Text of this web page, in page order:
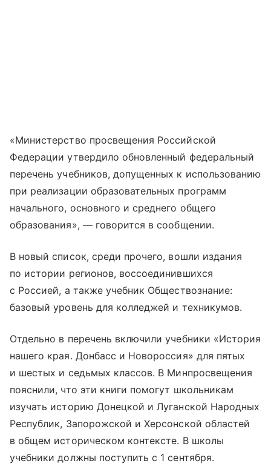
«Министерство просвещения Российской
Федерации утвердило обновленный федеральный
перечень учебников, допущенных к использованию
при реализации образовательных программ
начального, основного и среднего общего
образования», — говорится в сообщении.
В новый список, среди прочего, вошли издания
по истории регионов, воссоединившихся
с Россией, а также учебник Обществознание:
базовый уровень для колледжей и техникумов.
Отдельно в перечень включили учебники «История
нашего края. Донбасс и Новороссия» для пятых
и шестых и седьмых классов. В Минпросвещения
пояснили, что эти книги помогут школьникам
изучать историю Донецкой и Луганской Народных
Республик, Запорожской и Херсонской областей
в общем историческом контексте. В школы
учебники должны поступить с 1 сентября.